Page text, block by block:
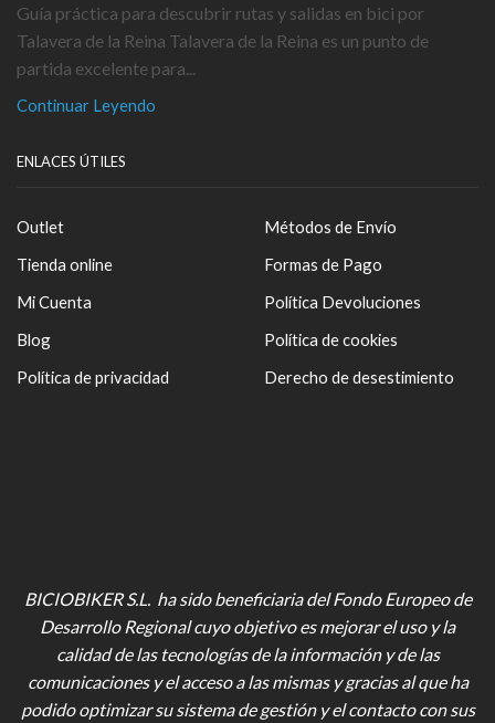
Guía práctica para descubrir rutas y salidas en bici por
Talavera de la Reina Talavera de la Reina es un punto de
partida excelente para...
Continuar Leyendo
ENLACES ÚTILES
Outlet
Tienda online
Mi Cuenta
Blog
Política de privacidad
Métodos de Envío
Formas de Pago
Política Devoluciones
Política de cookies
Derecho de desestimiento
BICIOBIKER S.L. ha sido beneficiaria del Fondo Europeo de
Desarrollo Regional cuyo objetivo es mejorar el uso y la
calidad de las tecnologías de la información y de las
comunicaciones y el acceso a las mismas y gracias al que ha
podido optimizar su sistema de gestión y el contacto con sus